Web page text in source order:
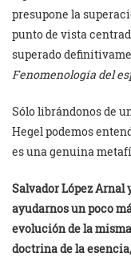
presupone la
punto de vista
superado
Fenomenología del
Sólo librándonos de
Hegel podemos
es una genuina
Salvador López Arnal
ayudarnos un poco
evolución de la
doctrina de la